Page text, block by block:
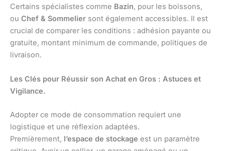
Certains spécialistes comme Bazin, pour les boissons,
ou Chef & Sommelier sont également accessibles. Il est
crucial de comparer les conditions : adhésion payante ou
gratuite, montant minimum de commande, politiques de
livraison.
Les Clés pour Réussir son Achat en Gros : Astuces et
Vigilance.
Adopter ce mode de consommation requiert une
logistique et une réflexion adaptées.
Premièrement, l’espace de stockage est un paramètre